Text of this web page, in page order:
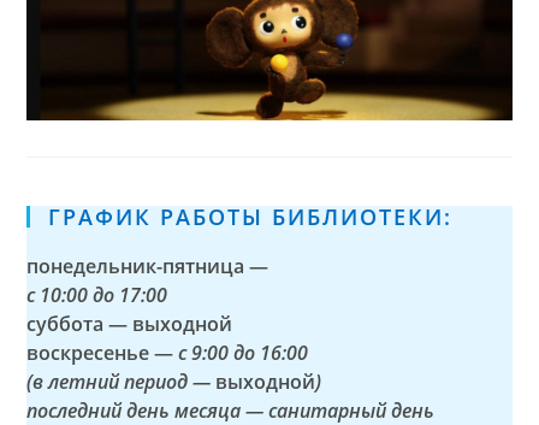
ГРАФИК РАБОТЫ БИБЛИОТЕКИ:
понедельник-пятница —
с 10:00 до 17:00
суббота — выходной
воскресенье —с 9:00 до 16:00
(в летний период — выходной)
последний день месяца — санитарный день